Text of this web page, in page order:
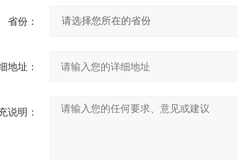
省份：
地址：
说明：